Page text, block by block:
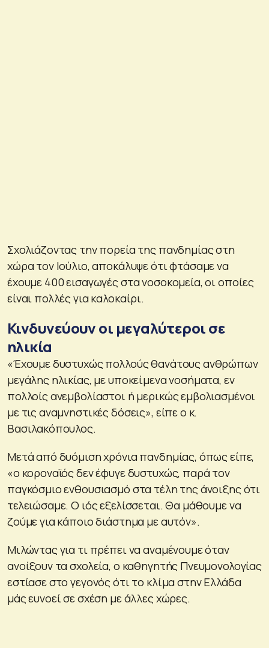
Σχολιάζοντας την πορεία της πανδημίας στη
χώρα τον Ιούλιο, αποκάλυψε ότι φτάσαμε να
έχουμε 400 εισαγωγές στα νοσοκομεία, οι οποίες
είναι πολλές για καλοκαίρι.
Κινδυνεύουν οι μεγαλύτεροι σε
ηλικία
«Έχουμε δυστυχώς πολλούς θανάτους ανθρώπων
μεγάλης ηλικίας, με υποκείμενα νοσήματα, εν
πολλοίς ανεμβολίαστοι ή μερικώς εμβολιασμένοι
με τις αναμνηστικές δόσεις», είπε ο κ.
Βασιλακόπουλος.
Μετά από δυόμιση χρόνια πανδημίας, όπως είπε,
«ο κοροναϊός δεν έφυγε δυστυχώς, παρά τον
παγκόσμιο ενθουσιασμό στα τέλη της άνοιξης ότι
τελειώσαμε. Ο ιός εξελίσσεται. Θα μάθουμε να
ζούμε για κάποιο διάστημα με αυτόν».
Μιλώντας για τι πρέπει να αναμένουμε όταν
ανοίξουν τα σχολεία, ο καθηγητής Πνευμονολογίας
εστίασε στο γεγονός ότι το κλίμα στην Ελλάδα
μάς ευνοεί σε σχέση με άλλες χώρες.